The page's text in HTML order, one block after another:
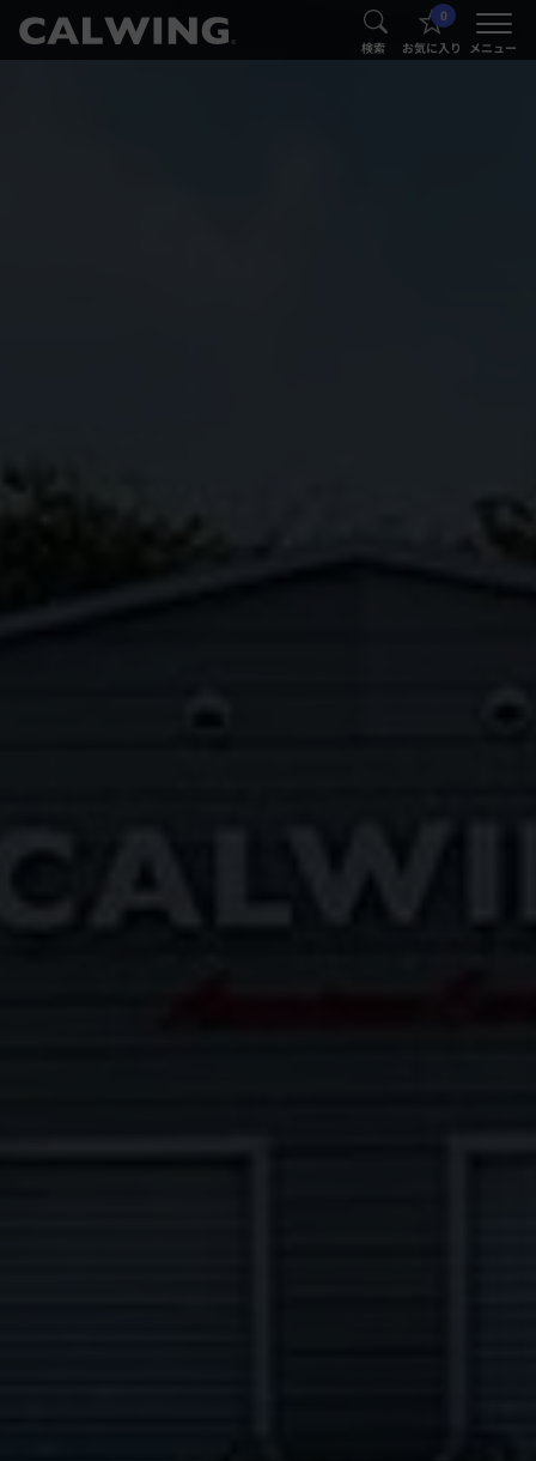
® 検索
0
お気に入り メニュー
®